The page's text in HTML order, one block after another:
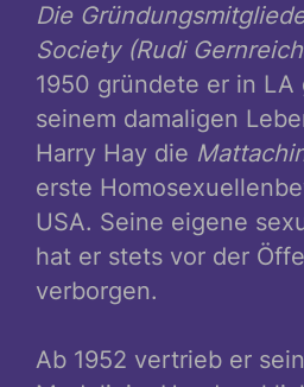
Die
Society (Rudi
1950 gründete er in LA
seinem damaligen
Harry Hay die
erste
USA. Seine eigene
hat er stets vor der
verborgen.
Ab 1952 vertrieb er